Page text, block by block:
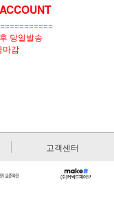
당일발송
마감
고객센터